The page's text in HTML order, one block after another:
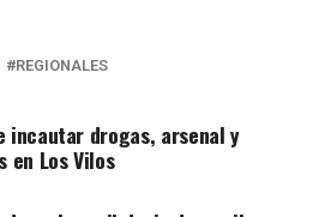
REGIONALES
incautar drogas, arsenal y
en Los Vilos